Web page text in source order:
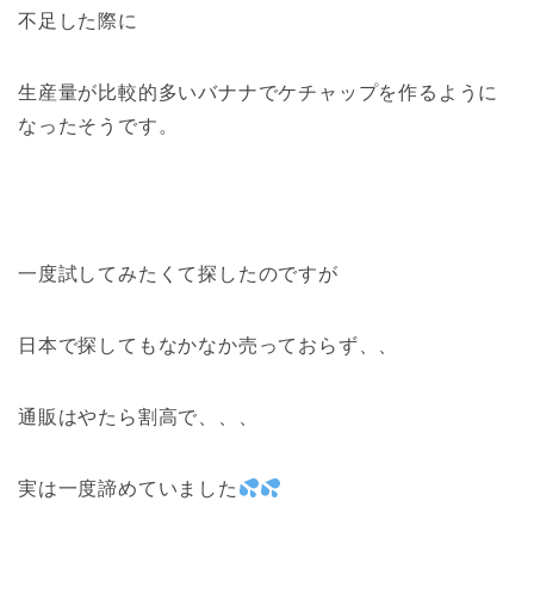
不足した際に
生産量が比較的多いバナナでケチャップを作るように
なったそうです。
一度試してみたくて探したのですが
日本で探してもなかなか売っておらず、、
通販はやたら割高で、、、
実は一度諦めていました